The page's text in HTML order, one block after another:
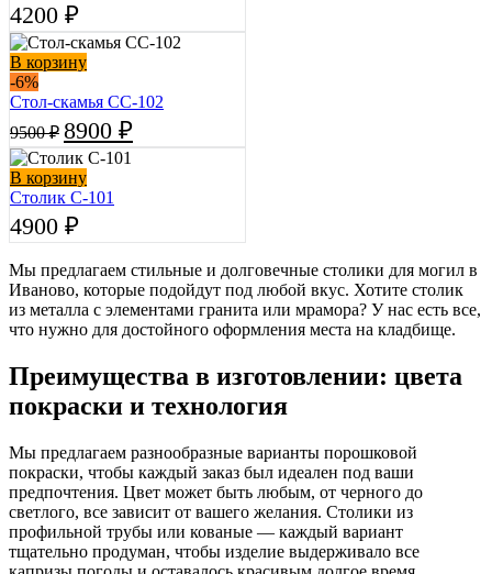
4200 ₽
В корзину
-6%
Стол-cкамья СС-102
9500₽
Первоначальная
цена
составляла
9500 ₽.
8900 ₽цена:
В корзину
Столик С-101
4900 ₽
Мы предлагаем стильные и долговечные столики для могил в
Иваново, которые подойдут под любой вкус. Хотите столик
из металла с элементами гранита или мрамора? У нас есть все,
что нужно для достойного оформления места на кладбище.
Преимущества в изготовлении: цвета
покраски и технология
Мы предлагаем разнообразные варианты порошковой
покраски, чтобы каждый заказ был идеален под ваши
предпочтения. Цвет может быть любым, от черного до
светлого, все зависит от вашего желания. Столики из
профильной трубы или кованые — каждый вариант
тщательно продуман, чтобы изделие выдерживало все